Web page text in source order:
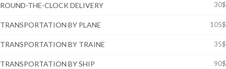
ROUND-THE-CLOCK DELIVERY 30$
TRANSPORTATION BY PLANE 105$
TRANSPORTATION BY TRAINE 35$
TRANSPORTATION BY SHIP 90$